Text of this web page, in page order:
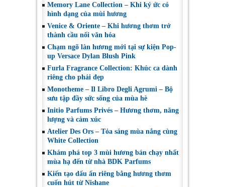
Memory Lane Collection – Khi ký ức có
hình dạng của mùi hương
Venice & Oriente – Khi hương thơm trở
thành cầu nối văn hóa
Chạm ngõ làn hương mới tại sự kiện Pop-
up Versace Dylan Blush Pink
Furla Fragrance Collection: Khúc ca dành
riêng cho phái đẹp
Monotheme – Il Libro Degli Agrumi – Bộ
sưu tập đầy sức sống của mùa hè
Initio Parfums Privés – Hương thơm, năng
lượng và cảm xúc
Atelier Des Ors – Tỏa sáng mùa nắng cùng
White Collection
Khám phá top 3 mùi hương bán chạy nhất
mùa hạ đến từ nhà BDK Parfums
Kiến tạo dấu ấn riêng bằng hương thơm
cuốn hút từ Nishane